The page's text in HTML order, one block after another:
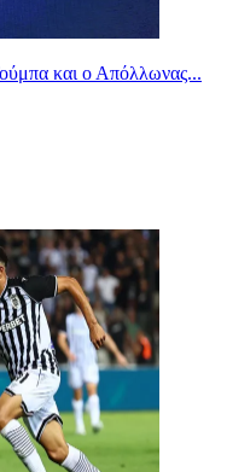
και ο Απόλλωνας...